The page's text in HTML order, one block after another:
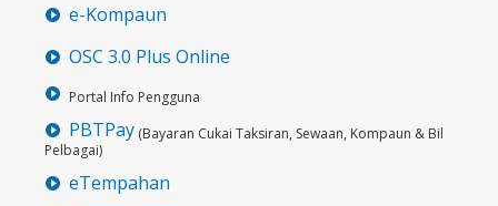
e-Kompaun
OSC 3.0 Plus Online
Portal Info Pengguna
PBTPay (Bayaran Cukai Taksiran, Sewaan, Kompaun & Bil
Pelbagai)
eTempahan